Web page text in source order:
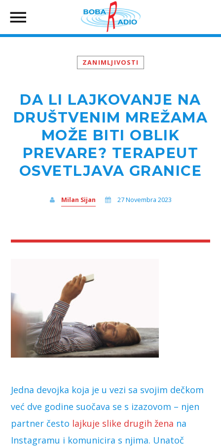
ZANIMLJIVOSTI
DA LI LAJKOVANJE NA
DRUŠTVENIM MREŽAMA
MOŽE BITI OBLIK
PREVARE? TERAPEUT
OSVETLJAVA GRANICE
Milan Sijan 27 Novembra 2023
Jedna devojka koja je u vezi sa svojim dečkom
već dve godine suočava se s izazovom – njen
partner često lajkuje slike drugih žena na
Instagramu i komunicira s njima. Unatoč